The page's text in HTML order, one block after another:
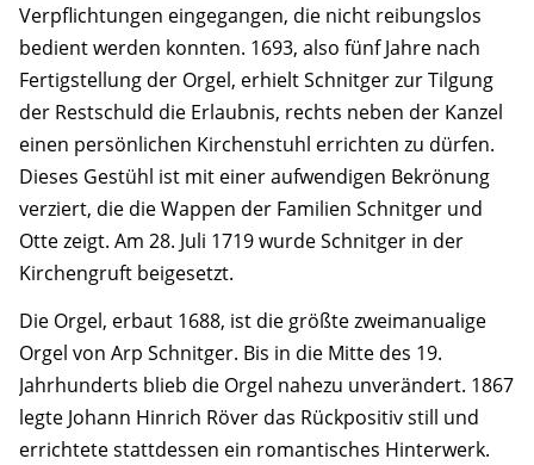
Verpflichtungen eingegangen, die nicht reibungslos
bedient werden konnten. 1693, also fünf Jahre nach
Fertigstellung der Orgel, erhielt Schnitger zur Tilgung
der Restschuld die Erlaubnis, rechts neben der Kanzel
einen persönlichen Kirchenstuhl errichten zu dürfen.
Dieses Gestühl ist mit einer aufwendigen Bekrönung
verziert, die die Wappen der Familien Schnitger und
Otte zeigt. Am 28. Juli 1719 wurde Schnitger in der
Kirchengruft beigesetzt.
Die Orgel, erbaut 1688, ist die größte zweimanualige
Orgel von Arp Schnitger. Bis in die Mitte des 19.
Jahrhunderts blieb die Orgel nahezu unverändert. 1867
legte Johann Hinrich Röver das Rückpositiv still und
errichtete stattdessen ein romantisches Hinterwerk.